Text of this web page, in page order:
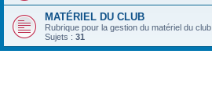
MATÉRIEL DU CLUB
Rubrique pour la gestion du matériel du club.
Sujets : 31